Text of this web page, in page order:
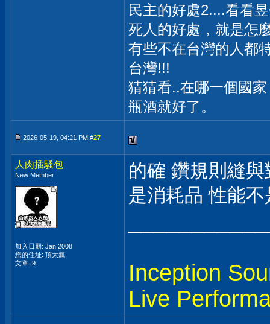
民主的好處2....看看
死人的好處，就是怎
有些不在台灣的人都
台灣!!!
猜猜看..在哪一個國
瓶酒就好了。
2026-05-19, 04:21 PM #27
人肉插騷包
New Member
加入日期: Jan 2008
您的住址: 頂太瘋
文章: 9
的確 鑽規則縫
是消耗品 性能
Inception
Live